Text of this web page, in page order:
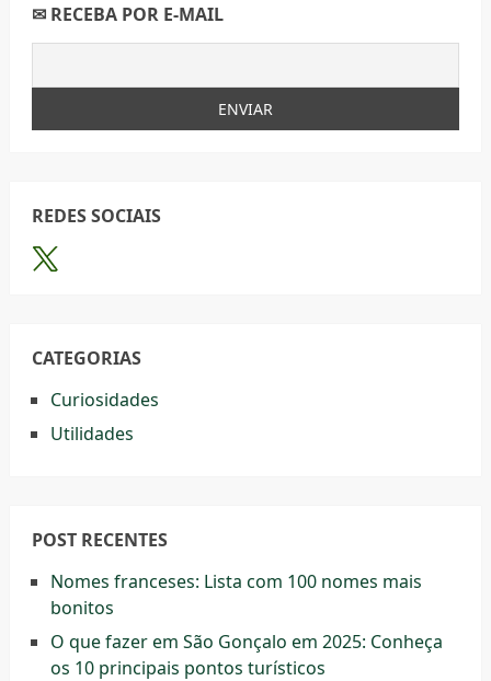
✉ RECEBA POR E-MAIL
REDES SOCIAIS
CATEGORIAS
Curiosidades
Utilidades
POST RECENTES
Nomes franceses: Lista com 100 nomes mais
bonitos
O que fazer em São Gonçalo em 2025: Conheça
os 10 principais pontos turísticos